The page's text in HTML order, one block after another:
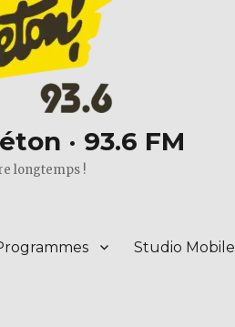
· 93.6 FM
longtemps !
Studio Mobile